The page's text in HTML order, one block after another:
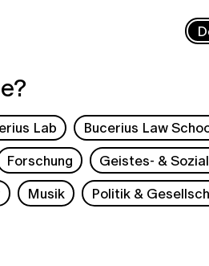
Lab Bucerius Law
Forschung Geistes- &
Musik Politik &